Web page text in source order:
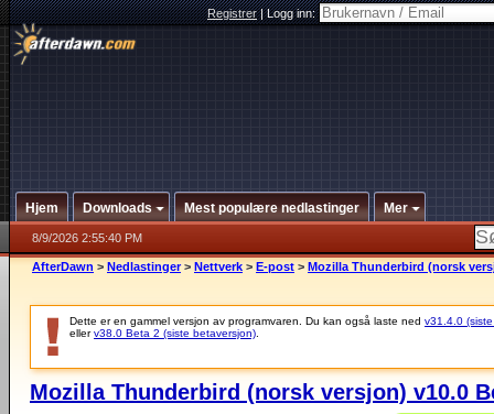
Registrer|Logg inn:
Hjem Downloads Mest populære nedlastinger Mer
8/9/2026 2:55:40 PM
AfterDawn > Nedlastinger > Nettverk > E-post > Mozilla Thunderbird (norsk
Dette er en gammel versjon av programvaren. Du kan også laste ned v31.4.0
ellerv38.0 Beta 2 (siste betaversjon)
Mozilla Thunderbird (norsk versjon) v10.0